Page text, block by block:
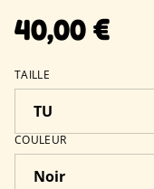
40,00 €
TAILLE
COULEUR